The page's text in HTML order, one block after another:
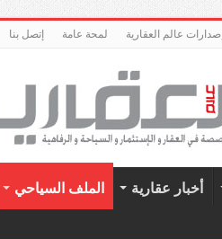
إصدارات عالم العقارية لمحة عامة إتصل بنا
أخبار عقارية الملف السياحي